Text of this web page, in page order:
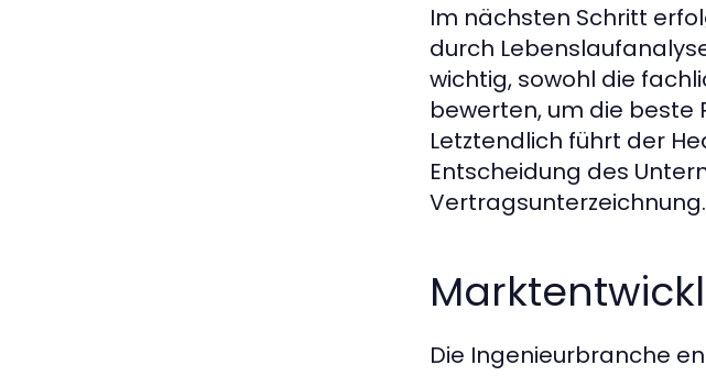
Im nächsten Schritt
durch
wichtig, sowohl die
bewerten, um die beste
Letztendlich führt der
Entscheidung des
Vertragsunterzeichnung.
Die Ingenieurbranche